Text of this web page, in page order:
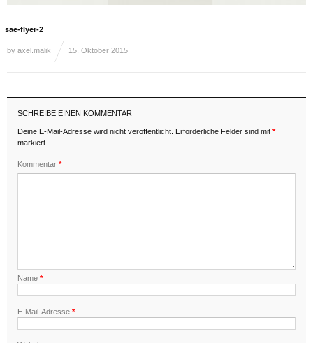
sae-flyer-2
by axel.malik 15. Oktober 2015
SCHREIBE EINEN KOMMENTAR
Deine E-Mail-Adresse wird nicht veröffentlicht. Erforderliche Felder sind mit *
markiert
Kommentar *
Name *
E-Mail-Adresse *